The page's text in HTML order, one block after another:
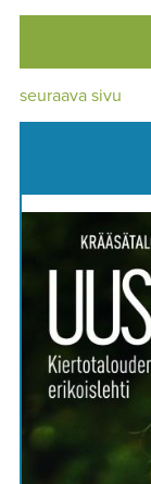
seuraava sivu